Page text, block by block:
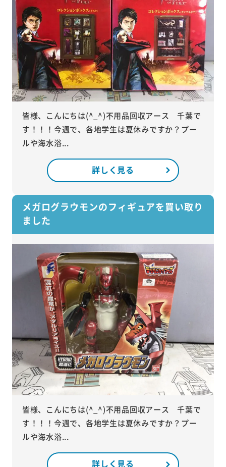
皆様、こんにちは(^_^)不用品回収アース 千葉で
す！！！今週で、各地学生は夏休みですか？プー
ルや海水浴...
詳しく見る
メガログラウモンのフィギュアを買い取り
ました
皆様、こんにちは(^_^)不用品回収アース 千葉で
す！！！今週で、各地学生は夏休みですか？プー
ルや海水浴...
詳しく見る